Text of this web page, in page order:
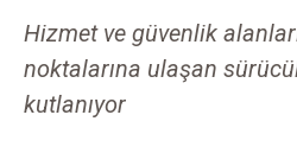
Hizmet ve güvenlik
noktalarına ulaşan
kutlanıyor